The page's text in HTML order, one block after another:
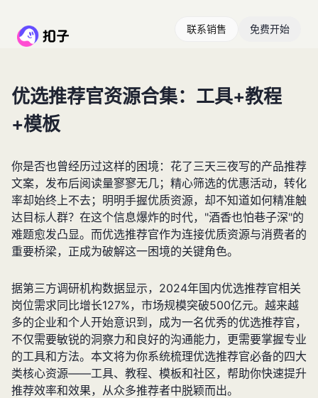
联系销售 免费开始
优选推荐官资源合集：工具+教程
+模板
你是否也曾经历过这样的困境：花了三天三夜写的产品推荐
文案，发布后阅读量寥寥无几；精心筛选的优惠活动，转化
率却始终上不去；明明手握优质资源，却不知道如何精准触
达目标人群？在这个信息爆炸的时代，"酒香也怕巷子深"的
难题愈发凸显。而优选推荐官作为连接优质资源与消费者的
重要桥梁，正成为破解这一困境的关键角色。
据第三方调研机构数据显示，2024年国内优选推荐官相关
岗位需求同比增长127%，市场规模突破500亿元。越来越
多的企业和个人开始意识到，成为一名优秀的优选推荐官，
不仅需要敏锐的洞察力和良好的沟通能力，更需要掌握专业
的工具和方法。本文将为你系统梳理优选推荐官必备的四大
类核心资源——工具、教程、模板和社区，帮助你快速提升
推荐效率和效果，从众多推荐者中脱颖而出。